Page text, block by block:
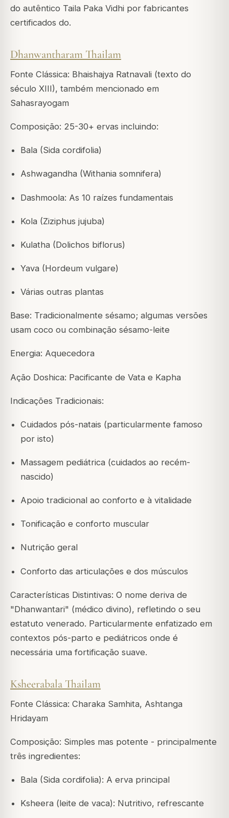
do autêntico Taila Paka Vidhi por fabricantes
certificados do.
Dhanwantharam Thailam
Fonte Clássica: Bhaishajya Ratnavali (texto do
século XIII), também mencionado em
Sahasrayogam
Composição: 25-30+ ervas incluindo:
Bala (Sida cordifolia)
Ashwagandha (Withania somnifera)
Dashmoola: As 10 raízes fundamentais
Kola (Ziziphus jujuba)
Kulatha (Dolichos biflorus)
Yava (Hordeum vulgare)
Várias outras plantas
Base: Tradicionalmente sésamo; algumas versões
usam coco ou combinação sésamo-leite
Energia: Aquecedora
Ação Doshica: Pacificante de Vata e Kapha
Indicações Tradicionais:
Cuidados pós-natais (particularmente famoso
por isto)
Massagem pediátrica (cuidados ao recém-
nascido)
Apoio tradicional ao conforto e à vitalidade
Tonificação e conforto muscular
Nutrição geral
Conforto das articulações e dos músculos
Características Distintivas: O nome deriva de
"Dhanwantari" (médico divino), refletindo o seu
estatuto venerado. Particularmente enfatizado em
contextos pós-parto e pediátricos onde é
necessária uma fortificação suave.
Ksheerabala Thailam
Fonte Clássica: Charaka Samhita, Ashtanga
Hridayam
Composição: Simples mas potente - principalmente
três ingredientes:
Bala (Sida cordifolia): A erva principal
Ksheera (leite de vaca): Nutritivo, refrescante